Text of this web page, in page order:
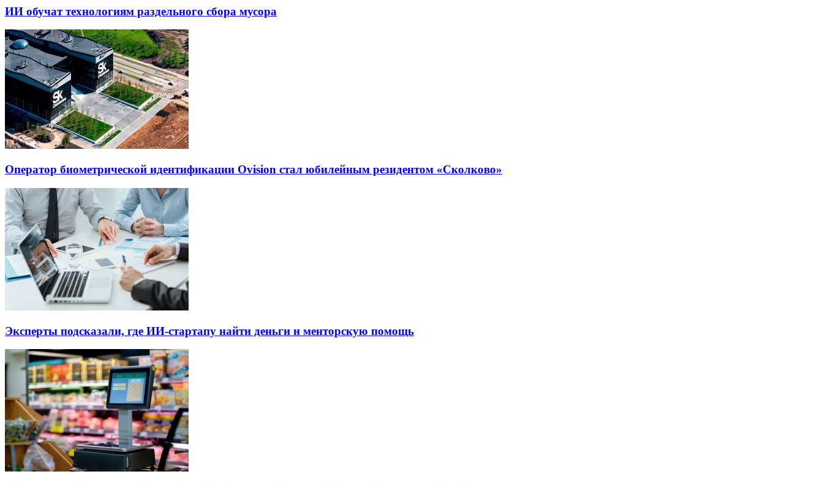
ИИ обучат технологиям раздельного сбора мусора
Оператор биометрической идентификации Ovision стал юбилейным резидентом «Сколково»
Эксперты подсказали, где ИИ-стартапу найти деньги и менторскую помощь